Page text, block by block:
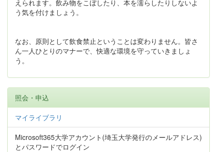
えられます。飲み物をこぼしたり、本を濡らしたりしないよ
う気を付けましょう。
なお、原則として飲食禁止ということは変わりません。皆さ
ん一人ひとりのマナーで、快適な環境を守っていきましょ
う。
照会・申込
マイライブラリ
Microsoft365大学アカウント(埼玉大学発行のメールアドレス)
とパスワードでログイン